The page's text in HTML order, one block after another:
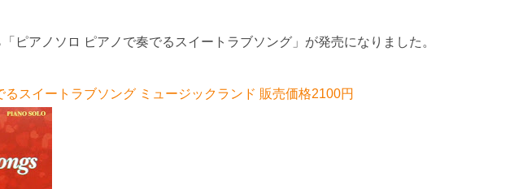
ピアノソロ ピアノで奏でるスイートラブソング」が発売になりました。
るスイートラブソング ミュージックランド 販売価格2100円